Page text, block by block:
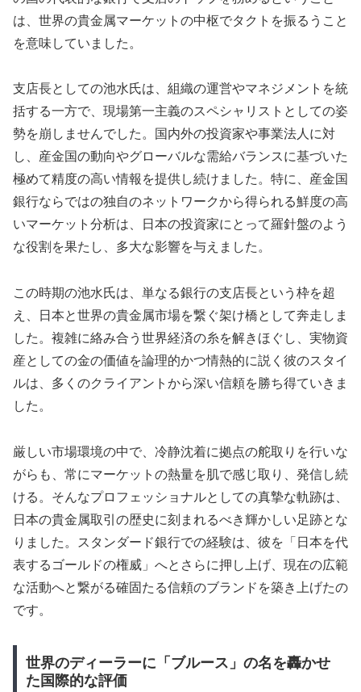
は、世界の貴金属マーケットの中枢でタクトを振るうこと
を意味していました。
支店長としての池水氏は、組織の運営やマネジメントを統
括する一方で、現場第一主義のスペシャリストとしての姿
勢を崩しませんでした。国内外の投資家や事業法人に対
し、産金国の動向やグローバルな需給バランスに基づいた
極めて精度の高い情報を提供し続けました。特に、産金国
銀行ならではの独自のネットワークから得られる鮮度の高
いマーケット分析は、日本の投資家にとって羅針盤のよう
な役割を果たし、多大な影響を与えました。
この時期の池水氏は、単なる銀行の支店長という枠を超
え、日本と世界の貴金属市場を繋ぐ架け橋として奔走しま
した。複雑に絡み合う世界経済の糸を解きほぐし、実物資
産としての金の価値を論理的かつ情熱的に説く彼のスタイ
ルは、多くのクライアントから深い信頼を勝ち得ていきま
した。
厳しい市場環境の中で、冷静沈着に拠点の舵取りを行いな
がらも、常にマーケットの熱量を肌で感じ取り、発信し続
ける。そんなプロフェッショナルとしての真摯な軌跡は、
日本の貴金属取引の歴史に刻まれるべき輝かしい足跡とな
りました。スタンダード銀行での経験は、彼を「日本を代
表するゴールドの権威」へとさらに押し上げ、現在の広範
な活動へと繋がる確固たる信頼のブランドを築き上げたの
です。
世界のディーラーに「ブルース」の名を轟かせ
た国際的な評価